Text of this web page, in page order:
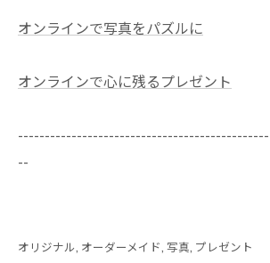
オンラインで写真をパズルに
オンラインで心に残るプレゼント
--
オリジナル オーダーメイド 写真 プレゼント